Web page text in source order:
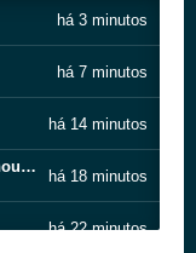
há 3 minutos
há 7 minutos
há 14 minutos
How Am I Supposed to Live Without You
há 18 minutos
há 22 minutos